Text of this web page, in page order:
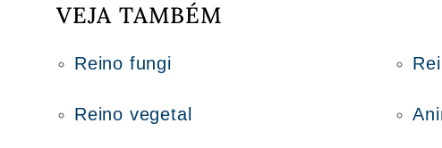
VEJA TAMBÉM
Reino fungi
Reino vegetal